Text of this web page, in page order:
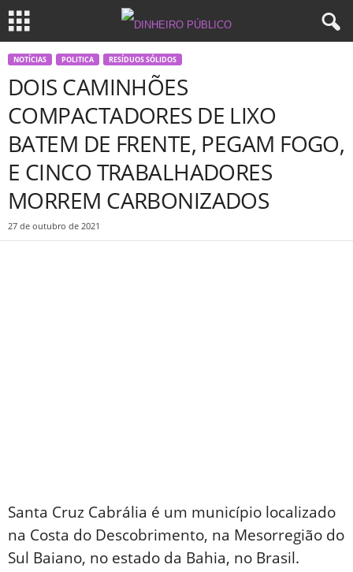
NOTÍCIAS POLITICA RESÍDUOS SÓLIDOS
DOIS CAMINHÕES
COMPACTADORES DE LIXO
BATEM DE FRENTE, PEGAM FOGO,
E CINCO TRABALHADORES
MORREM CARBONIZADOS
27 de outubro de 2021
Santa Cruz Cabrália é um município localizado
na Costa do Descobrimento, na Mesorregião do
Sul Baiano, no estado da Bahia, no Brasil.